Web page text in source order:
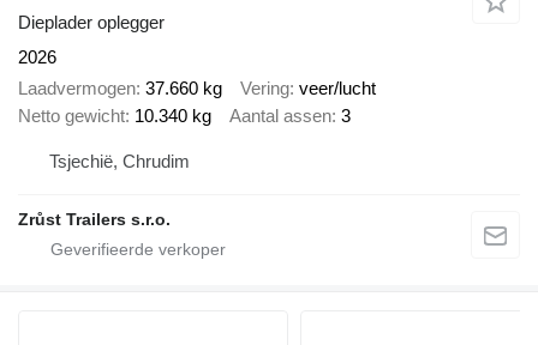
Dieplader oplegger
2026
Laadvermogen 37.660 kg Vering veer/lucht
Netto gewicht 10.340 kg Aantal assen 3
Tsjechië, Chrudim
Zrůst Trailers s.r.o.